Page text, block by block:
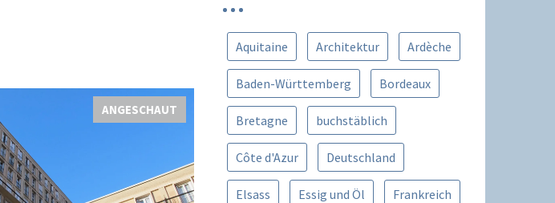
ANGESCHAUT
Aquitaine Architektur Ardèche
Baden-Württemberg Bordeaux
Bretagne buchstäblich
Côte d'Azur Deutschland
Elsass Essig und Öl Frankreich